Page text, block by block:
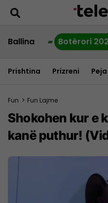
Ballina Botërori
Prishtina Prizreni Peja
Fun > Fun Lajme
Shokohen kur e
kanë puthur!